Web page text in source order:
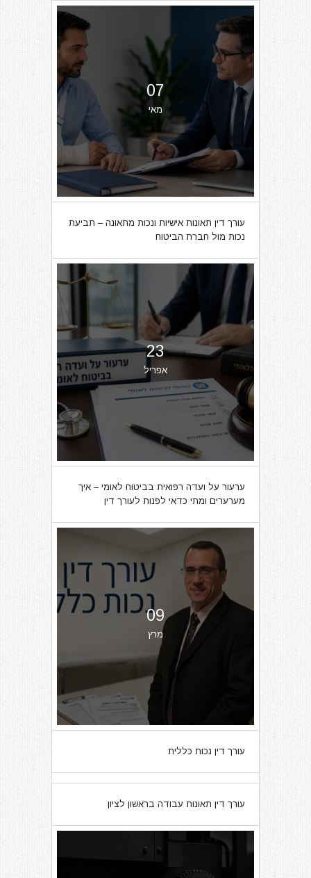
07
מאי
עורך דין תאונות אישיות ונכות מתאונה – תביעת
נכות מול חברת הביטוח
23
אפריל
ערעור על ועדה רפואית בביטוח לאומי – איך
מערערים ומתי כדאי לפנות לעורך דין
09
מרץ
עורך דין נכות כללית
07
מרץ
עורך דין תאונות עבודה בראשון לציון